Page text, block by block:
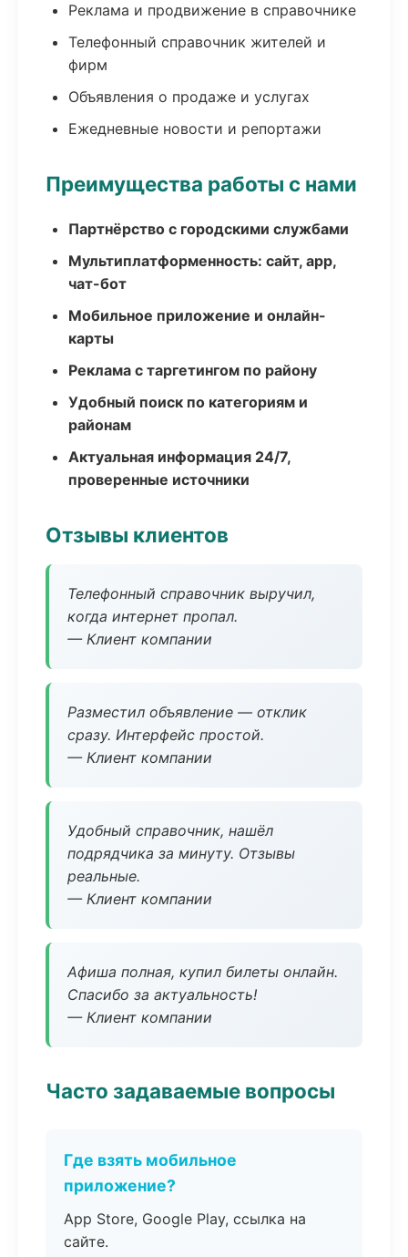
Реклама и продвижение в справочнике
Телефонный справочник жителей и
фирм
Объявления о продаже и услугах
Ежедневные новости и репортажи
Преимущества работы с нами
Партнёрство с городскими службами
Мультиплатформенность: сайт, app,
чат-бот
Мобильное приложение и онлайн-
карты
Реклама с таргетингом по району
Удобный поиск по категориям и
районам
Актуальная информация 24/7,
проверенные источники
Отзывы клиентов
Телефонный справочник выручил,
когда интернет пропал.
— Клиент компании
Разместил объявление — отклик
сразу. Интерфейс простой.
— Клиент компании
Удобный справочник, нашёл
подрядчика за минуту. Отзывы
реальные.
— Клиент компании
Афиша полная, купил билеты онлайн.
Спасибо за актуальность!
— Клиент компании
Часто задаваемые вопросы
Где взять мобильное
приложение?
App Store, Google Play, ссылка на
сайте.